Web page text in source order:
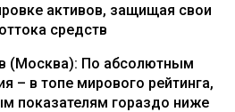
активов, защищая свои
средств
(Москва): По абсолютным
– в топе мирового рейтинга,
показателям гораздо ниже